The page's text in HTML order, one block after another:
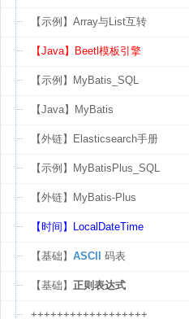
【示例】Array与List互转
【Java】Beetl模板引擎
【示例】MyBatis_SQL
【Java】MyBatis
【外链】Elasticsearch手册
【示例】MyBatisPlus_SQL
【外链】MyBatis-Plus
【时间】LocalDateTime
【基础】 ASCII 码表
【基础】 正则表达式
++++++++++++++++++